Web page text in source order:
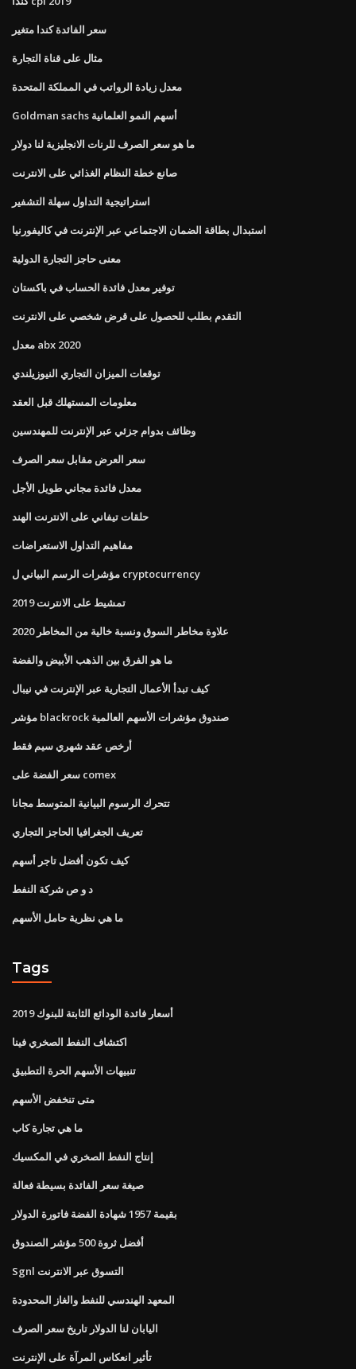
سعر الفائدة كندا متغير
مثال على قناة التجارة
معدل زيادة الرواتب في المملكة المتحدة
Goldman sachs أسهم النمو العلمانية
ما هو سعر الصرف للرنات الانجليزية لنا دولار
صانع خطة النظام الغذائي على الانترنت
استراتيجية التداول سهلة التشفير
استبدال بطاقة الضمان الاجتماعي عبر الإنترنت في كاليفورنيا
معنى حاجز التجارة الدولية
توفير معدل فائدة الحساب في باكستان
التقدم بطلب للحصول على قرض شخصي على الانترنت
معدل abx 2020
توقعات الميزان التجاري النيوزيلندي
معلومات المستهلك قبل العقد
وظائف بدوام جزئي عبر الإنترنت للمهندسين
سعر العرض مقابل سعر الصرف
معدل فائدة مجاني طويل الأجل
حلقات تيفاني على الانترنت الهند
مفاهيم التداول الاستعراضات
مؤشرات الرسم البياني ل cryptocurrency
تمشيط على الانترنت 2019
علاوة مخاطر السوق ونسبة خالية من المخاطر 2020
ما هو الفرق بين الذهب الأبيض والفضة
كيف تبدأ الأعمال التجارية عبر الإنترنت في نيبال
مؤشر blackrock صندوق مؤشرات الأسهم العالمية
أرخص عقد شهري سيم فقط
سعر الفضة على comex
تتحرك الرسوم البيانية المتوسط ​​مجانا
تعريف الجغرافيا الحاجز التجاري
كيف تكون أفضل تاجر أسهم
د و ص شركة النفط
ما هي نظرية حامل الأسهم
Tags
أسعار فائدة الودائع الثابتة للبنوك 2019
اكتشاف النفط الصخري فينا
تنبيهات الأسهم الحرة التطبيق
متى تنخفض الأسهم
ما هي تجارة كاب
إنتاج النفط الصخري في المكسيك
صيغة سعر الفائدة بسيطة فعالة
بقيمة 1957 شهادة الفضة فاتورة الدولار
أفضل ثروة 500 مؤشر الصندوق
Sgnl التسوق عبر الانترنت
المعهد الهندسي للنفط والغاز المحدودة
اليابان لنا الدولار تاريخ سعر الصرف
تأثير انعكاس المرآة على الإنترنت